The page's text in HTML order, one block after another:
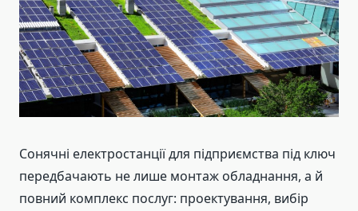
Сонячні електростанції для підприємства під ключ
передбачають не лише монтаж обладнання, а й
повний комплекс послуг: проектування, вибір